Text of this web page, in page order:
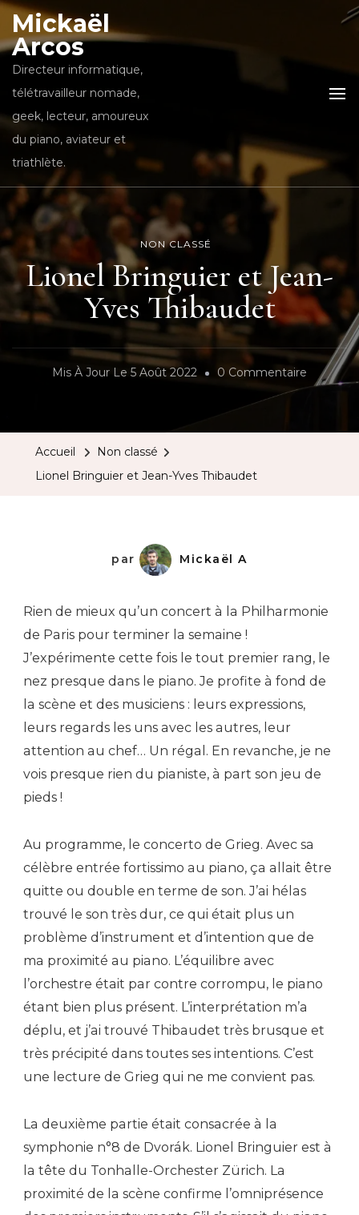
Mickaël
Arcos
Directeur informatique,
télétravailleur nomade,
geek, lecteur, amoureux
du piano, aviateur et
triathlète.
NON CLASSÉ
Lionel Bringuier et Jean-
Yves Thibaudet
Mis À Jour Le 5 Août 2022 0 Commentaire Sur
Accueil
Non classé
Lionel Bringuier et Jean-Yves Thibaudet
par Mickaël A
Rien de mieux qu’un concert à la Philharmonie
de Paris pour terminer la semaine !
J’expérimente cette fois le tout premier rang, le
nez presque dans le piano. Je profite à fond de
la scène et des musiciens : leurs expressions,
leurs regards les uns avec les autres, leur
attention au chef… Un régal. En revanche, je ne
vois presque rien du pianiste, à part son jeu de
pieds !
Au programme, le concerto de Grieg. Avec sa
célèbre entrée fortissimo au piano, ça allait être
quitte ou double en terme de son. J’ai hélas
trouvé le son très dur, ce qui était plus un
problème d’instrument et d’intention que de
ma proximité au piano. L’équilibre avec
l’orchestre était par contre corrompu, le piano
étant bien plus présent. L’interprétation m’a
déplu, et j’ai trouvé Thibaudet très brusque et
très précipité dans toutes ses intentions. C’est
une lecture de Grieg qui ne me convient pas.
La deuxième partie était consacrée à la
symphonie n°8 de Dvorák. Lionel Bringuier est à
la tête du Tonhalle-Orchester Zürich. La
proximité de la scène confirme l’omniprésence